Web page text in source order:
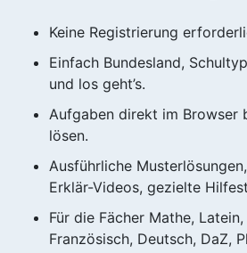
Keine Registrierung
Einfach Bundesland,
und los geht’s.
Aufgaben direkt im Browser
lösen.
Ausführliche
Erklär-Videos, gezielte
Für die Fächer Mathe,
Französisch, Deutsch, DaZ,